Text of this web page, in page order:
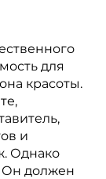
для
красоты.
и
Однако
Он должен